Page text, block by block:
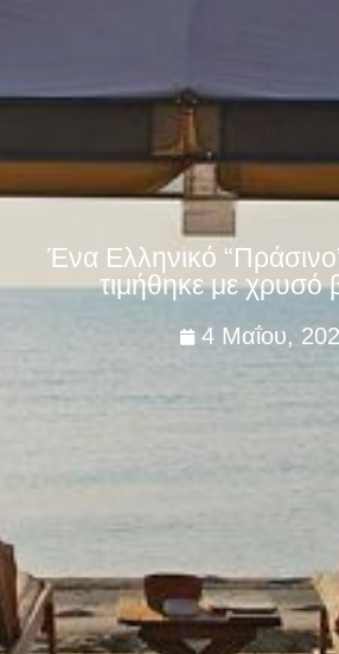
Ένα Ελληνικό
τιμήθηκε με χρυσό
4 Μαΐου,